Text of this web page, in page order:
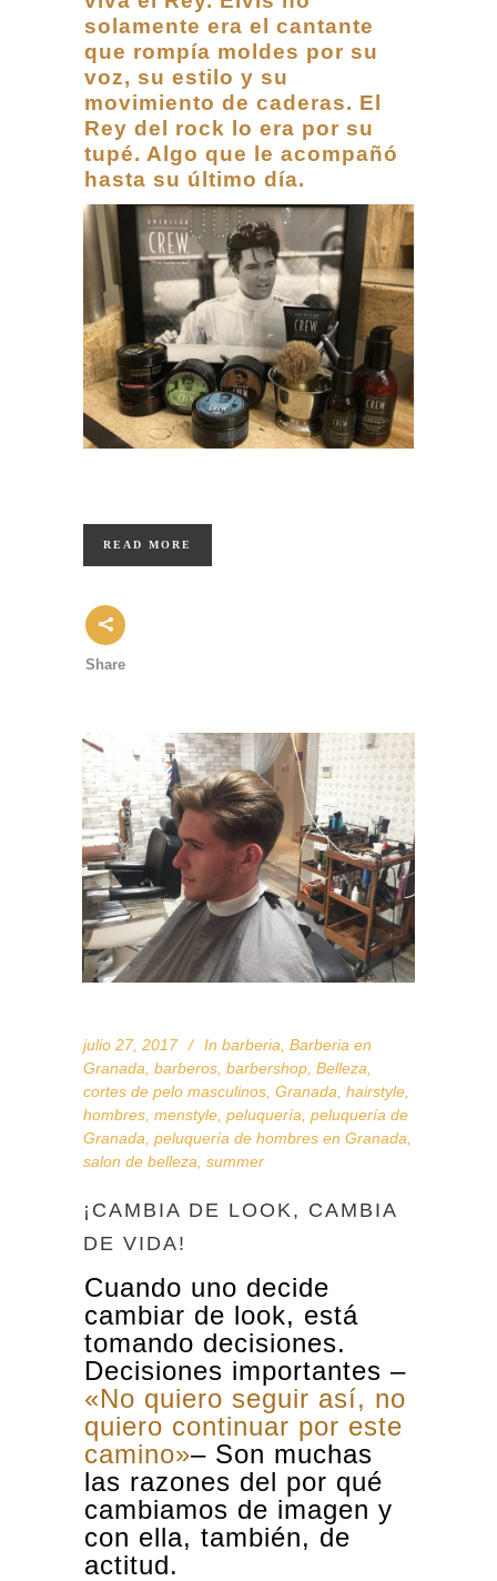
solamente era el cantante
que rompía moldes por su
voz, su estilo y su
movimiento de caderas. El
Rey del rock lo era por su
tupé. Algo que le acompañó
hasta su último día.
READ MORE
Share
julio 27, 2017 In barberia Barberia en
Granada barberos barbershop Belleza
cortes de pelo masculinos Granada hairstyle
hombres menstyle peluquería peluquería de
Granada peluquería de hombres en Granada
salon de belleza summer
¡CAMBIA DE LOOK, CAMBIA
DE VIDA!
Cuando uno decide
cambiar de look, está
tomando decisiones.
Decisiones importantes –
«No quiero seguir así, no
quiero continuar por este
camino»– Son muchas
las razones del por qué
cambiamos de imagen y
con ella, también, de
actitud.